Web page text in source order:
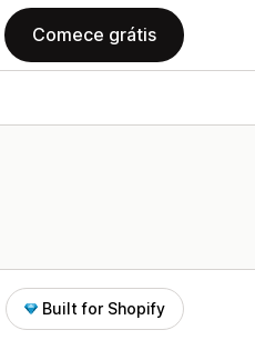
Comece grátis
Built for Shopify